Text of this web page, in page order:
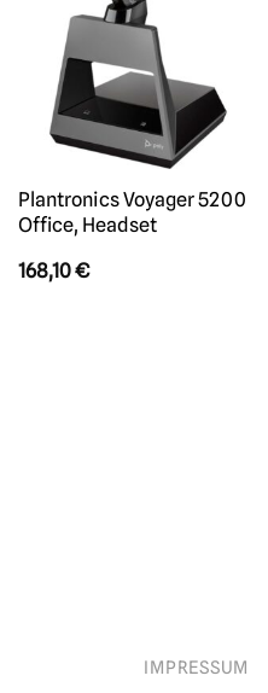
Plantronics Voyager 5200
Office, Headset
168,10€
IMPRESSUM